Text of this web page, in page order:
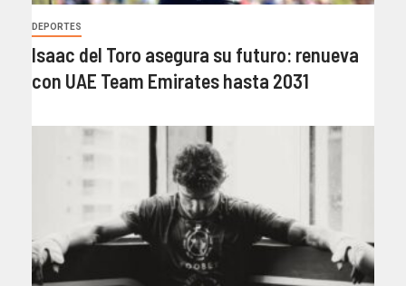
DEPORTES
Isaac del Toro asegura su futuro: renueva
con UAE Team Emirates hasta 2031